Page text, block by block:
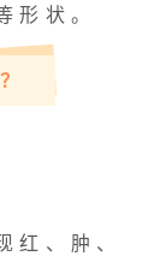
形状。
红、肿、